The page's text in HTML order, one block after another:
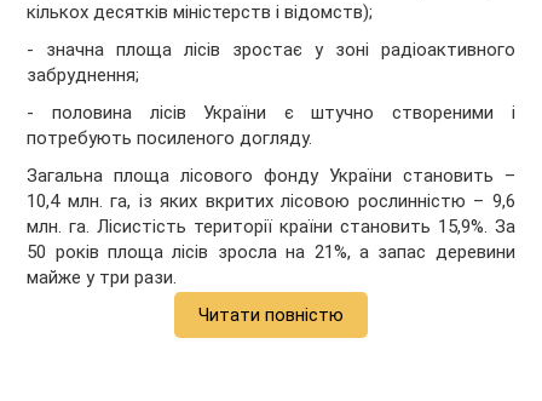
кількох десятків міністерств і відомств);
- значна площа лісів зростає у зоні радіоактивного
забруднення;
- половина лісів України є штучно створеними і
потребують посиленого догляду.
Загальна площа лісового фонду України становить –
10,4 млн. га, із яких вкритих лісовою рослинністю – 9,6
млн. га. Лісистість території країни становить 15,9%. За
50 років площа лісів зросла на 21%, а запас деревини
майже у три рази.
Читати повністю